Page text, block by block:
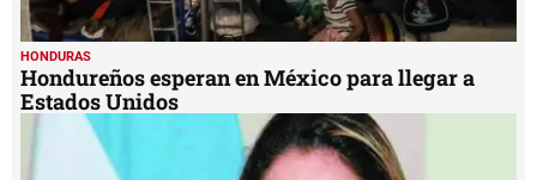
HONDURAS
Hondureños esperan en México para llegar a
Estados Unidos